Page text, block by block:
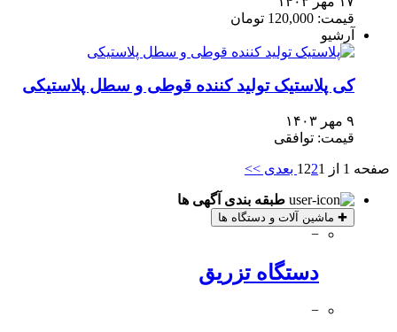
قیمت: 120,000 تومان
آرشیو
کی پلاستیک تولید کننده قوطی و سطل پلاستیکی
۹ مهر ۱۴۰۳
قیمت: توافقی
صفحه 1 از 12 21 بعدی >>
طبقه بندی آگهی ها
✚ ماشین آلات و دستگاه ها
−
دستگاه تزریق
−